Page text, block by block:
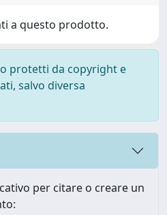
a questo prodotto.
protetti da copyright e
salvo diversa
per citare o creare un